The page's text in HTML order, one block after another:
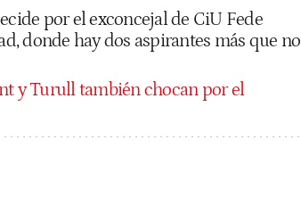
por el exconcejal de CiU Fede
donde hay dos aspirantes más que no
y Turull también chocan por el